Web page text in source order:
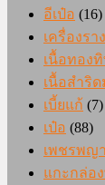
อีเป๋อ (16)
เครื่องรา
เนื้อทองทิ
เนื้อสำริด
เบี้ยแก้ (7)
เป๋อ (88)
เพชรพญ
แกะกล่อ